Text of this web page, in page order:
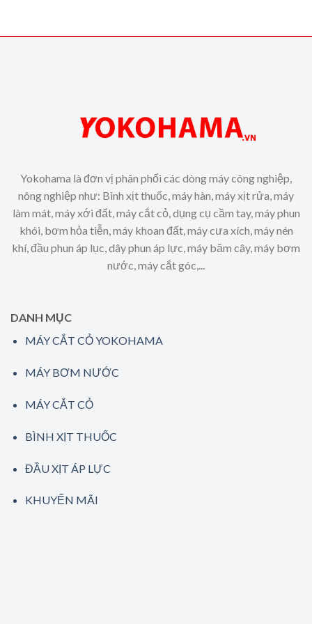
Yokohama là đơn vị phân phối các dòng máy công nghiệp,
nông nghiệp như: Bình xịt thuốc, máy hàn, máy xịt rửa, máy
làm mát, máy xới đất, máy cắt cỏ, dụng cụ cầm tay, máy phun
khói, bơm hỏa tiễn, máy khoan đất, máy cưa xích, máy nén
khí, đầu phun áp lục, dây phun áp lực, máy băm cây, máy bơm
nước, máy cắt góc,...
DANH MỤC
MÁY CẮT CỎ YOKOHAMA
MÁY BƠM NƯỚC
MÁY CẮT CỎ
BÌNH XỊT THUỐC
ĐẦU XỊT ÁP LỰC
KHUYẾN MÃI